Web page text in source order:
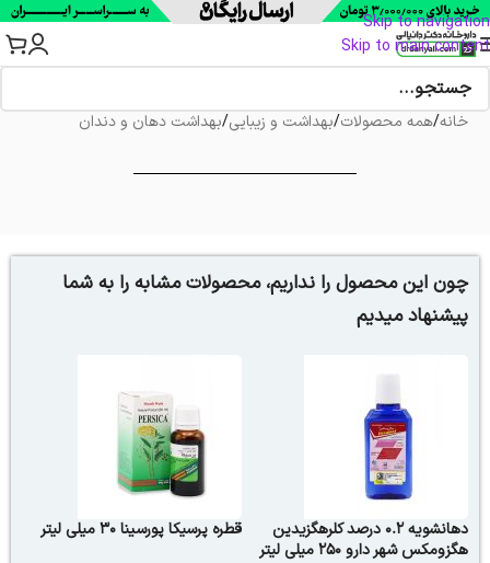
Skip to navigation
Skip to main content
خانه/همه محصولات/بهداشت و زیبایی/بهداشت دهان و دندان
چون این محصول را نداریم، محصولات مشابه را به شما
پیشنهاد میدیم
دهانشویه 0.2 درصد کلرهگزیدین
هگزومکس شهر دارو 250 میلی لیتر
قطره پرسیکا پورسینا ۳۰ میلی لیتر